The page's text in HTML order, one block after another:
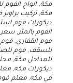
مكة,الواح الفوم
مكة,تركيب
ديكورات فوم
الفوم بالمتر , سعر
فوم القفاري, فوم
للسقف , فوم
للمداخل مكة,
ديكورات مكه,
في مكه,معلم